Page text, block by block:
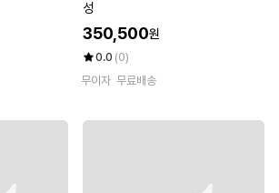
성
350,500원
0.0 (0)
무이자 무료배송